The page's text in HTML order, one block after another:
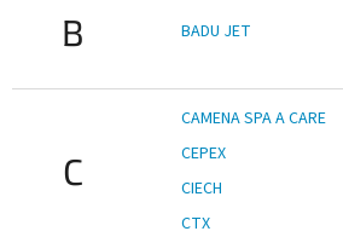
B BADU JET
C
CAMENA SPA A CARE
CEPEX
CIECH
CTX